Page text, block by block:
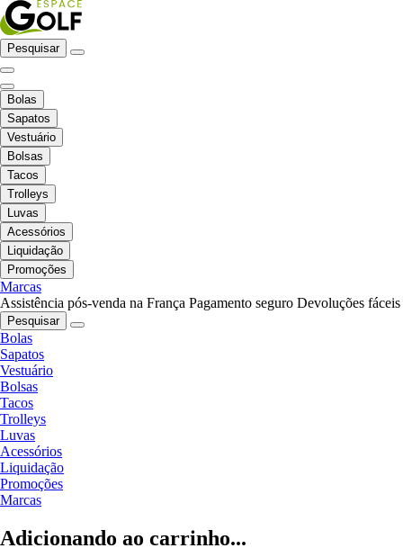
Pesquisar
Bolas
Sapatos
Vestuário
Bolsas
Tacos
Trolleys
Luvas
Acessórios
Liquidação
Promoções
Marcas
Assistência pós-venda na França Pagamento seguro Devoluções fáceis
Pesquisar
Bolas
Sapatos
Vestuário
Bolsas
Tacos
Trolleys
Luvas
Acessórios
Liquidação
Promoções
Marcas
Adicionando ao carrinho...